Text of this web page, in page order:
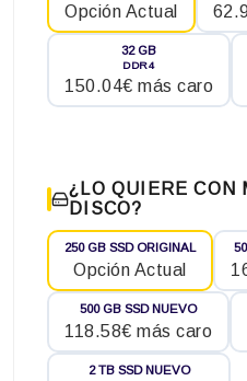
Opción Actual
32 GB
DDR4
150.04€ más caro
¿LO QUIERE CON
DISCO?
250 GB SSD ORIGINAL
Opción Actual
500 GB SSD NUEVO
118.58€ más caro
2 TB SSD NUEVO